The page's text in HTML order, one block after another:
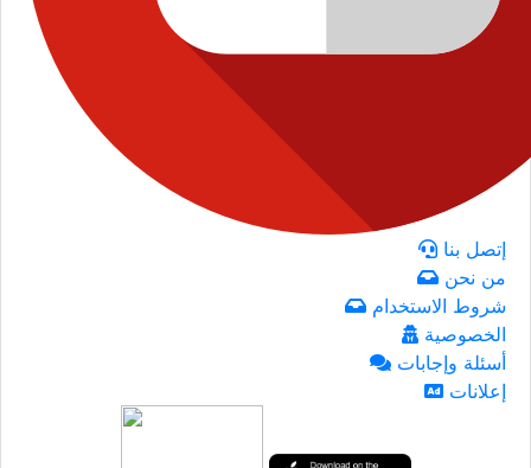
إتصل بنا
من نحن
شروط الاستخدام
الخصوصية
أسئلة وإجابات
إعلانات